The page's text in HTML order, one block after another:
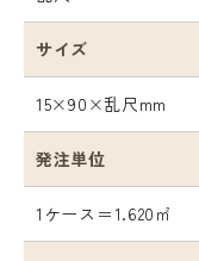
サイズ
15×90×乱尺mm
発注単位
1ケース＝1.620㎡